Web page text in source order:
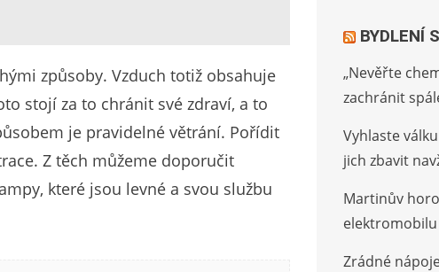
způsoby. Vzduch totiž obsahuje
stojí za to chránit své zdraví, a to
je pravidelné větrání. Pořídit
Z těch můžeme doporučit
které jsou levné a svou službu
BYDLENÍ
„Nevěřte
zachránit
Vyhlaste
jich zbavit
Martinův
Zrádné